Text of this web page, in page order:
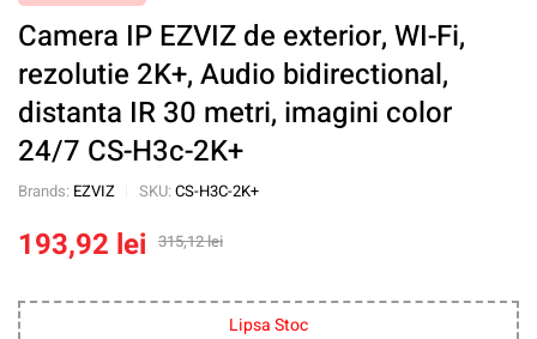
Camera IP EZVIZ de exterior, WI-Fi,
rezolutie 2K+, Audio bidirectional,
distanta IR 30 metri, imagini color
24/7 CS-H3c-2K+
Brands: EZVIZ SKU: CS-H3C-2K+
315,12lei
193,92 lei
Lipsa Stoc